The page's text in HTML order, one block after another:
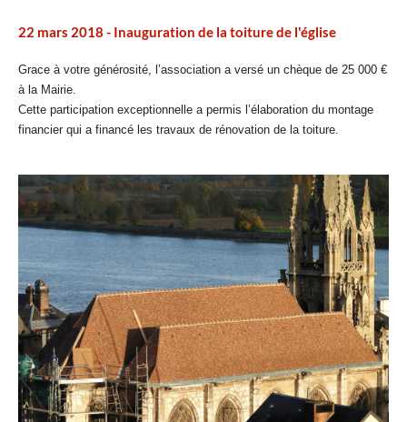
22 mars 2018 - Inauguration de la toiture de l'église
Grace à votre générosité, l’association a versé un chèque de 25 000 €
à la Mairie.
Cette participation exceptionnelle a permis l’élaboration du montage
financier qui a financé les travaux de rénovation de la toiture.